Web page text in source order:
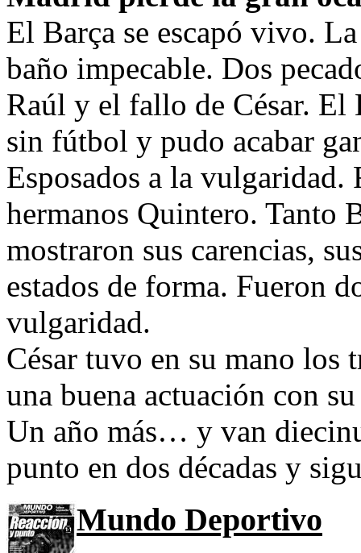
El Barça se escapó vivo.
baño impecable. Dos
Raúl y el fallo de César. El
sin fútbol y pudo acabar
Esposados a la vulgaridad.
hermanos Quintero. Tanto
mostraron sus carencias,
estados de forma. Fueron
vulgaridad.
César tuvo en su mano los
una buena actuación con
Un año más… y van
punto en dos décadas y
Mundo Deportivo